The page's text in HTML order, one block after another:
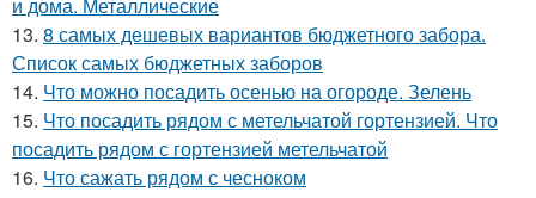
13. 8 самых дешевых вариантов бюджетного забора.
Список самых бюджетных заборов
14. Что можно посадить осенью на огороде. Зелень
15. Что посадить рядом с метельчатой гортензией. Что
посадить рядом с гортензией метельчатой
16. Что сажать рядом с чесноком